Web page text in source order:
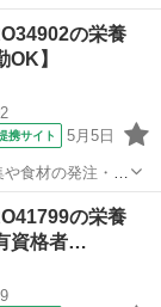
駅 【雇用の栄養
】
携サイト 5月5日
食材の発注・在
助や配膳・下
ニューの企画に
の栄養
資格者…